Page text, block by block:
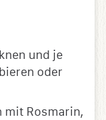
und je
oder
mit Rosmarin,